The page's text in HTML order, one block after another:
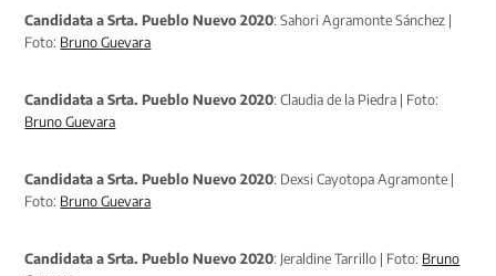
Candidata a Srta. Pueblo Nuevo 2020: Sahori Agramonte Sánchez |
Foto: Bruno Guevara
Candidata a Srta. Pueblo Nuevo 2020: Claudia de la Piedra | Foto:
Bruno Guevara
Candidata a Srta. Pueblo Nuevo 2020: Dexsi Cayotopa Agramonte |
Foto: Bruno Guevara
Candidata a Srta. Pueblo Nuevo 2020: Jeraldine Tarrillo | Foto: Bruno